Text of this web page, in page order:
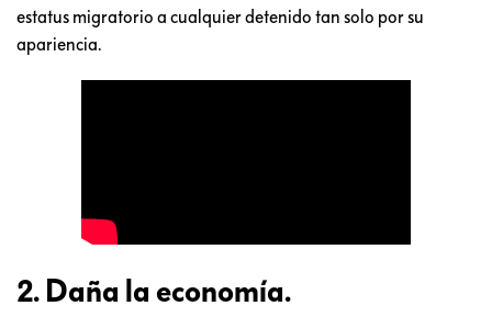
estatus migratorio a cualquier detenido tan solo por su
apariencia.
2. Daña la economía.